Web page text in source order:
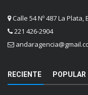
Calle 54 Nº 487 La Plata,
221 426-2904
RECIENTE POPULAR